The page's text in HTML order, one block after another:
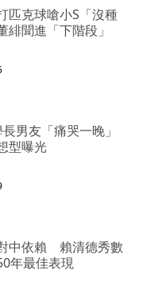
匹克球嗆小S「沒種
聞進「下階段」
男友「痛哭一晚」
型曝光
中依賴 賴清德秀數
年最佳表現